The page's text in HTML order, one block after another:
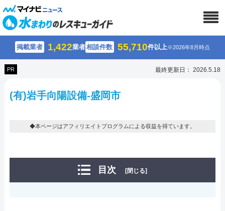
掲載業者 1,422業者相談件数 55,710件以上※2026年8月時点
PR 最終更新日： 2026.5.18
(有)岩手向陽設備-盛岡市
◆本ページはアフィリエイトプログラムによる収益を得ています。
目次 [閉じる]